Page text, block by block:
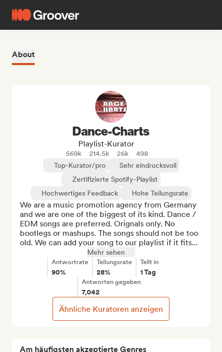
About
Am häufigsten akzeptierte Genres
Dance-Charts
Playlist-Kurator
569k 214.5k 26k
498
Top-Kurator/pro
Sehr eindrucksvoll
Zertifizierte Spotify-Playlist
Hochwertiges Feedback
Hohe Teilungsrate
We are a music promotion agency from Germany
and we are one of the biggest of its kind. Dance /
EDM songs are preferred. Orignals only. No
bootlegs or mashups. The songs should not be too
old. We can add your song to our playlist if it fits...
Mehr sehen
Antwortrate
90%
Teilungsrate
28%
Teilt in
1 Tag
Antworten gegeben
7,042
Ähnliche Kuratoren anzeigen